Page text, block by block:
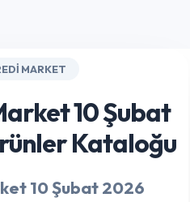
MARKET
10 Şubat
Kataloğu
10 Şubat 2026